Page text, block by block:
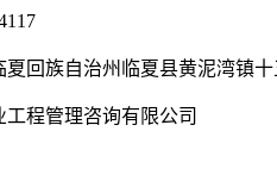
夏回族自治州临夏县黄泥湾镇
程管理咨询有限公司